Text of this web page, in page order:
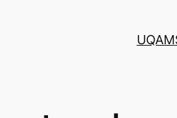
UQAM